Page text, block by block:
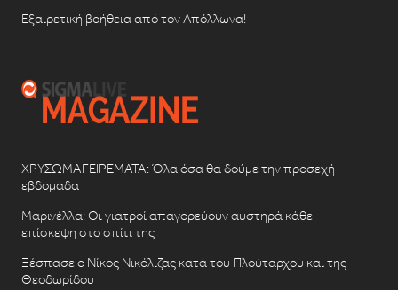
Εξαιρετική βοήθεια από τον Απόλλωνα!
ΧΡΥΣΩΜΑΓΕΙΡΕΜΑΤΑ: Όλα όσα θα δούμε την προσεχή
εβδομάδα
Μαρινέλλα: Οι γιατροί απαγορεύουν αυστηρά κάθε
επίσκεψη στο σπίτι της
Ξέσπασε ο Νίκος Νικόλιζας κατά του Πλούταρχου και της
Θεοδωρίδου